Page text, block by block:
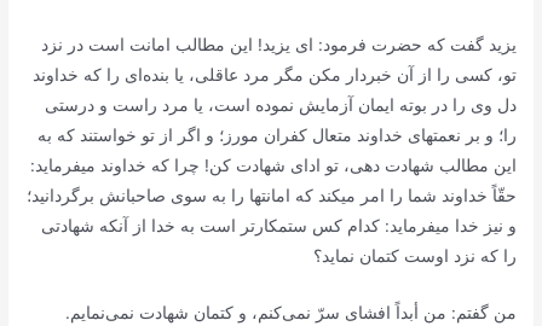
یزید گفت كه حضرت فرمود: اى یزید! این مطالب امانت است در نزد
تو، كسى را از آن خبردار مكن مگر مرد عاقلى، یا بنده‌اى را كه خداوند
دل وى را در بوته ایمان آزمایش نموده است، یا مرد راست و درستى
را؛ و بر نعمتهاى خداوند متعال كفران مورز؛ و اگر از تو خواستند كه به
این مطالب شهادت دهى، تو اداى شهادت كن! چرا كه خداوند میفرماید:
حقّاً خداوند شما را امر میكند كه امانتها را به سوى صاحبانش برگردانید؛
و نیز خدا میفرماید: كدام كس ستمكارتر است به خدا از آنكه شهادتى
را كه نزد اوست كتمان نماید؟
من گفتم: من أبداً افشاى سرّ نمى‌كنم، و كتمان شهادت نمى‌نمایم.